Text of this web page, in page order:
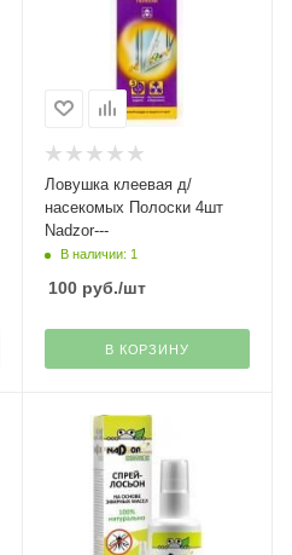
Ловушка клеевая д/
насекомых Полоски 4шт
Nadzor---
В наличии: 1
100руб./шт
В КОРЗИНУ